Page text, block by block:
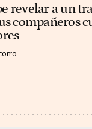
revelar a un
compañeros